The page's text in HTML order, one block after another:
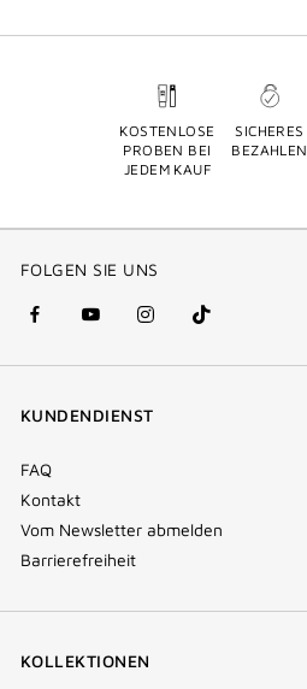
KOSTENLOSE
PROBEN BEI
JEDEM KAUF
SICHERES
BEZAHLEN
FOLGEN SIE UNS
facebook
(new
youtube
(new
instagram
(new
Tik
Tok
KUNDENDIENST
FAQ
Kontakt
Vom Newsletter abmelden
Barrierefreiheit
KOLLEKTIONEN